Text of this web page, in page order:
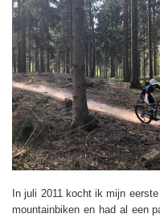
In juli 2011 kocht ik mijn
mountainbiken en had al een